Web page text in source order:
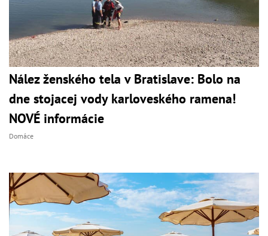
Nález ženského tela v Bratislave: Bolo na
dne stojacej vody karloveského ramena!
NOVÉ informácie
Domáce